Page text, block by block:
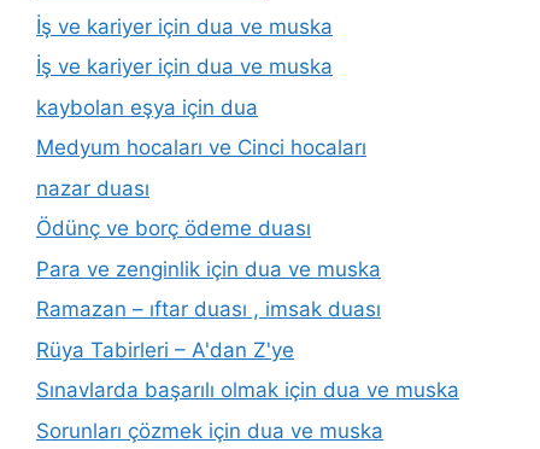
İş ve kariyer için dua ve muska
İş ve kariyer için dua ve muska
kaybolan eşya için dua
Medyum hocaları ve Cinci hocaları
nazar duası
Ödünç ve borç ödeme duası
Para ve zenginlik için dua ve muska
Ramazan – ıftar duası , imsak duası
Rüya Tabirleri – A'dan Z'ye
Sınavlarda başarılı olmak için dua ve muska
Sorunları çözmek için dua ve muska